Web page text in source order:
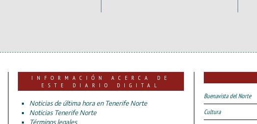
INFORMACIÓN ACERCA DE
ESTE DIARIO DIGITAL
Noticias de última hora en Tenerife Norte
Noticias Tenerife Norte
Términos legales
Buenavista del Norte
Cultura